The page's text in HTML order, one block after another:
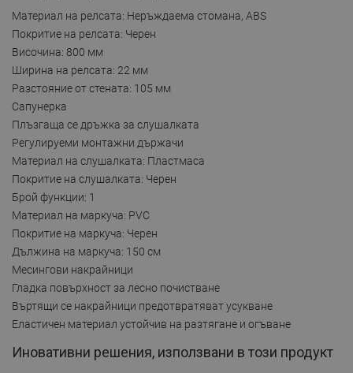
Материал на релсата: Неръждаема стомана, ABS
Покритие на релсата: Черен
Височина: 800 мм
Ширина на релсата: 22 мм
Разстояние от стената: 105 мм
Сапунерка
Плъзгаща се дръжка за слушалката
Регулируеми монтажни държачи
Материал на слушалката: Пластмаса
Покритие на слушалката: Черен
Брой функции: 1
Материал на маркуча: PVC
Покритие на маркуча: Черен
Дължина на маркуча: 150 см
Месингови накрайници
Гладка повърхност за лесно почистване
Въртящи се накрайници предотвратяват усукване
Еластичен материал устойчив на разтягане и огъване
Иновативни решения, използвани в този продукт